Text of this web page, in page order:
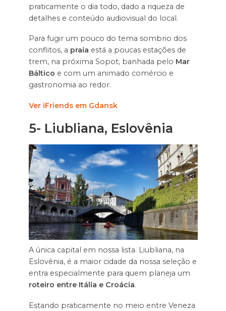
praticamente o dia todo, dado a riqueza de
detalhes e conteúdo audiovisual do local.
Para fugir um pouco do tema sombrio dos
conflitos, a praia está a poucas estações de
trem, na próxima Sopot, banhada pelo Mar
Báltico e com um animado comércio e
gastronomia ao redor.
Ver iFriends em Gdansk
5- Liubliana, Eslovênia
A única capital em nossa lista. Liubliana, na
Eslovênia, é a maior cidade da nossa seleção e
entra especialmente para quem planeja um
roteiro entre Itália e Croácia.
Estando praticamente no meio entre Veneza